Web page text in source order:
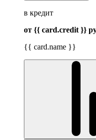
в кредит
от {{ card.credit }}
{{ card.name }}